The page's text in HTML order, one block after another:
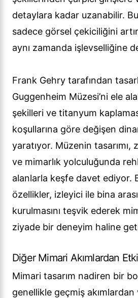
detaylara kadar uzanabilir.
sadece görsel çekiciliğini
aynı zamanda işlevselliğine
Frank Gehry tarafından
Guggenheim Müzesi’ni ele
şekilleri ve titanyum
koşullarına göre değişen
yaratıyor. Müzenin
ve mimarlık yolculuğunda
alanlarla keşfe davet ediyor.
özellikler, izleyici ile bina
kurulmasını teşvik ederek
ziyade bir deneyim haline
Diğer Mimari Akımlardan
Mimari tasarım nadiren bir
genellikle geçmiş